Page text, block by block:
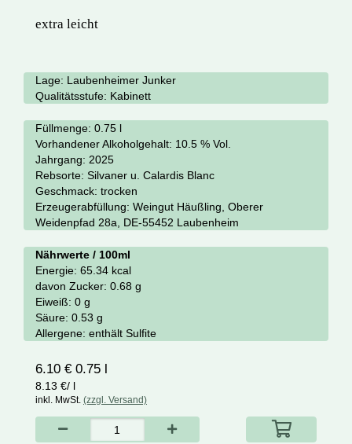
extra leicht
Lage: Laubenheimer Junker
Qualitätsstufe: Kabinett
Füllmenge: 0.75 l
Vorhandener Alkoholgehalt: 10.5 % Vol.
Jahrgang: 2025
Rebsorte: Silvaner u. Calardis Blanc
Geschmack: trocken
Erzeugerabfüllung: Weingut Häußling, Oberer
Weidenpfad 28a, DE-55452 Laubenheim
Nährwerte / 100ml
Energie: 65.34 kcal
davon Zucker: 0.68 g
Eiweiß: 0 g
Säure: 0.53 g
Allergene: enthält Sulfite
6.10 € 0.75 l
8.13 €/ l
inkl. MwSt. (zzgl. Versand)